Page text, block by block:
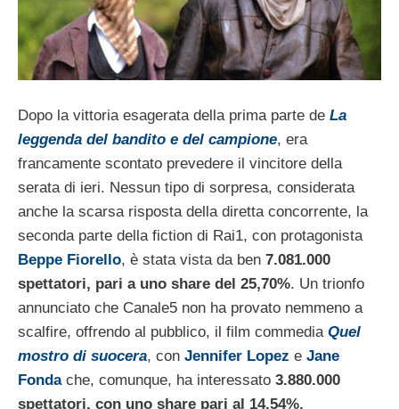
Dopo la vittoria esagerata della prima parte de La
leggenda del bandito e del campione, era
francamente scontato prevedere il vincitore della
serata di ieri. Nessun tipo di sorpresa, considerata
anche la scarsa risposta della diretta concorrente, la
seconda parte della fiction di Rai1, con protagonista
Beppe Fiorello, è stata vista da ben 7.081.000
spettatori, pari a uno share del 25,70%. Un trionfo
annunciato che Canale5 non ha provato nemmeno a
scalfire, offrendo al pubblico, il film commedia Quel
mostro di suocera, con Jennifer Lopez e Jane
Fondache, comunque, ha interessato 3.880.000
spettatori, con uno share pari al 14,54%.